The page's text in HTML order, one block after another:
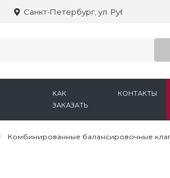
Санкт-Петербург, ул. Рубежная, д.6
КАК
ЗАКАЗАТЬ
КОНТАКТЫ
Комбинированные балансировочные